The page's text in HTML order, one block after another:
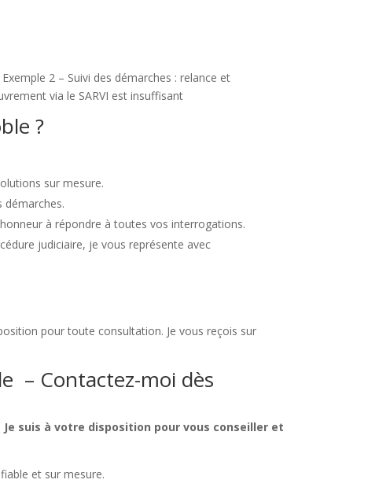
2 – Suivi des démarches : relance et
via le SARVI est insuffisant
?
sur mesure.
démarches.
à répondre à toutes vos interrogations.
judiciaire, je vous représente avec
pour toute consultation. Je vous reçois sur
– Contactez-moi dès
Je suis à votre disposition pour vous conseiller et
et sur mesure.